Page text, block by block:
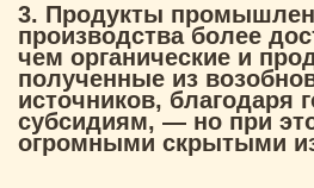
3. Продукты
производства более
чем органические и
полученные из
источников, благодаря
субсидиям, — но при
огромными скрытыми